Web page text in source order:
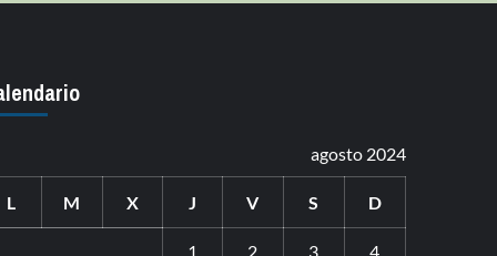
agosto 2024
L M X J V S D
1 2 3 4